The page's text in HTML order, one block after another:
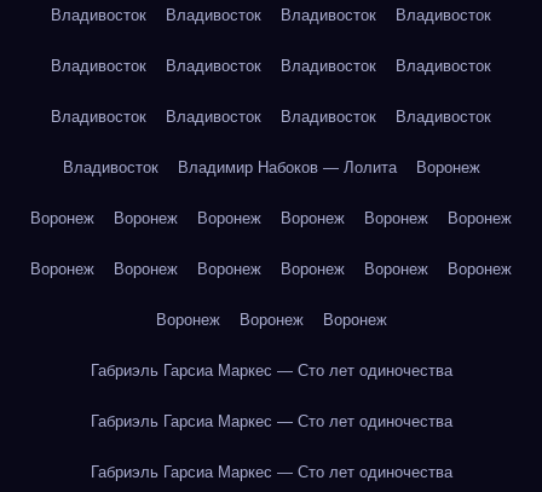
Владивосток Владивосток Владивосток Владивосток
Владивосток Владивосток Владивосток Владивосток
Владивосток Владивосток Владивосток Владивосток
Владивосток Владимир Набоков — Лолита Воронеж
Воронеж Воронеж Воронеж Воронеж Воронеж Воронеж
Воронеж Воронеж Воронеж Воронеж Воронеж Воронеж
Воронеж Воронеж Воронеж
Габриэль Гарсиа Маркес — Сто лет одиночества
Габриэль Гарсиа Маркес — Сто лет одиночества
Габриэль Гарсиа Маркес — Сто лет одиночества